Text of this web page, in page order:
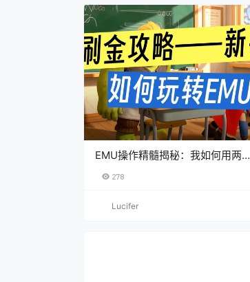
EMU操作精髓揭秘：我如何用两大
营销入门必看）
278
Lucifer